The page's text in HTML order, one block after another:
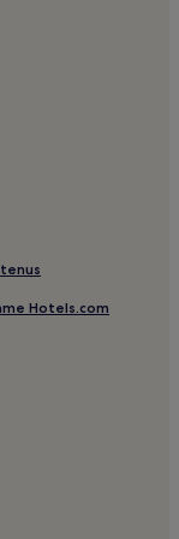
chers
Hotels.com